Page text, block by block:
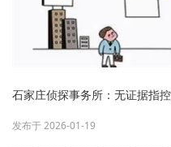
石家庄侦探事务所：无证据指
发布于 2026-01-19